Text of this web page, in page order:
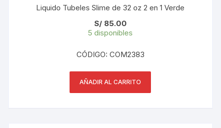
Liquido Tubeles Slime de 32 oz 2 en 1 Verde
S/85.00
5 disponibles
CÓDIGO: COM2383
AÑADIR AL CARRITO